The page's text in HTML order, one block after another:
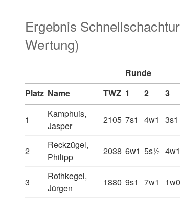
Ergebnis
Wertung)
Runde
Platz Name TWZ 1 2 3
1
Kamphuis,
Jasper
2105 7s1 4w1 3s1
2
Reckzügel,
Philipp
2038 6w1 5s½ 4w1
3
Rothkegel,
Jürgen
1880 9s1 7w1 1w0